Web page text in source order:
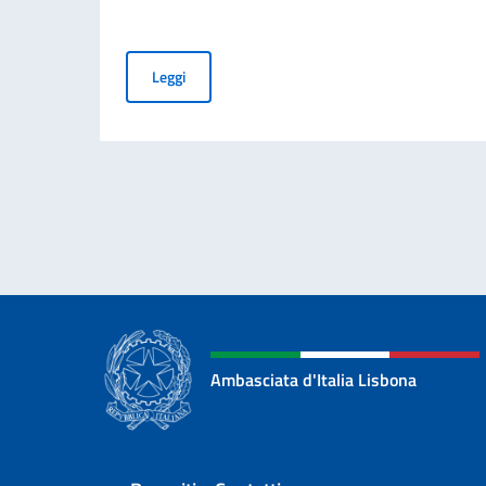
LeggiCessazione della validità della carta
Ambasciata d'Italia Lisbona